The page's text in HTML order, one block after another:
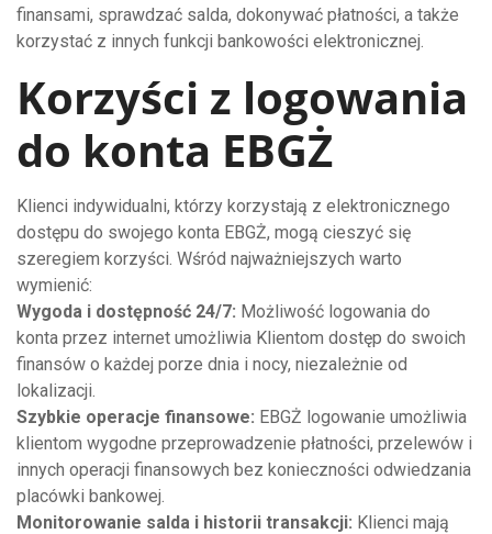
finansami, sprawdzać salda, dokonywać płatności, a także
korzystać z innych funkcji bankowości elektronicznej.
Korzyści z logowania
do konta EBGŻ
Klienci indywidualni, którzy korzystają z elektronicznego
dostępu do swojego konta EBGŻ, mogą cieszyć się
szeregiem korzyści. Wśród najważniejszych warto
wymienić:
Wygoda i dostępność 24/7: Możliwość logowania do
konta przez internet umożliwia Klientom dostęp do swoich
finansów o każdej porze dnia i nocy, niezależnie od
lokalizacji.
Szybkie operacje finansowe: EBGŻ logowanie umożliwia
klientom wygodne przeprowadzenie płatności, przelewów i
innych operacji finansowych bez konieczności odwiedzania
placówki bankowej.
Monitorowanie salda i historii transakcji: Klienci mają